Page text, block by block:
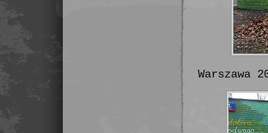
Warszawa